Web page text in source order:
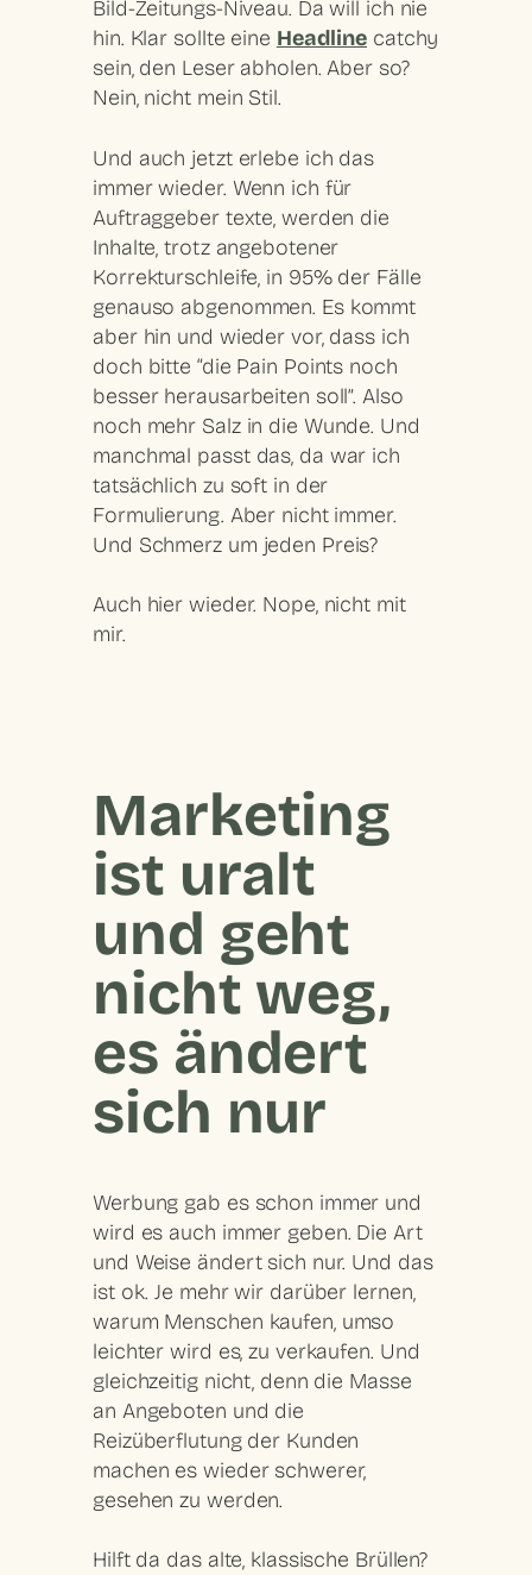
Bild-Zeitungs-Niveau. Da will ich nie
hin. Klar sollte eine Headline catchy
sein, den Leser abholen. Aber so?
Nein, nicht mein Stil.
Und auch jetzt erlebe ich das
immer wieder. Wenn ich für
Auftraggeber texte, werden die
Inhalte, trotz angebotener
Korrekturschleife, in 95% der Fälle
genauso abgenommen. Es kommt
aber hin und wieder vor, dass ich
doch bitte “die Pain Points noch
besser herausarbeiten soll”. Also
noch mehr Salz in die Wunde. Und
manchmal passt das, da war ich
tatsächlich zu soft in der
Formulierung. Aber nicht immer.
Und Schmerz um jeden Preis?
Auch hier wieder. Nope, nicht mit
mir.
Marketing
ist uralt
und geht
nicht weg,
es ändert
sich nur
Werbung gab es schon immer und
wird es auch immer geben. Die Art
und Weise ändert sich nur. Und das
ist ok. Je mehr wir darüber lernen,
warum Menschen kaufen, umso
leichter wird es, zu verkaufen. Und
gleichzeitig nicht, denn die Masse
an Angeboten und die
Reizüberflutung der Kunden
machen es wieder schwerer,
gesehen zu werden.
Hilft da das alte, klassische Brüllen?